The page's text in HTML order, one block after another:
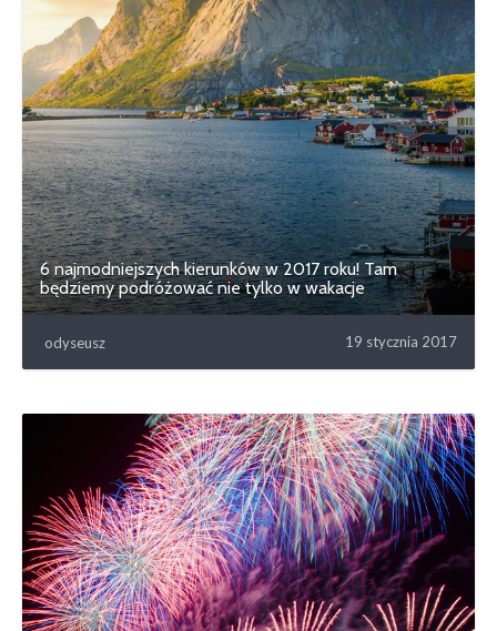
6 najmodniejszych kierunków w 2017 roku! Tam
będziemy podróżować nie tylko w wakacje
odyseusz 19 stycznia 2017